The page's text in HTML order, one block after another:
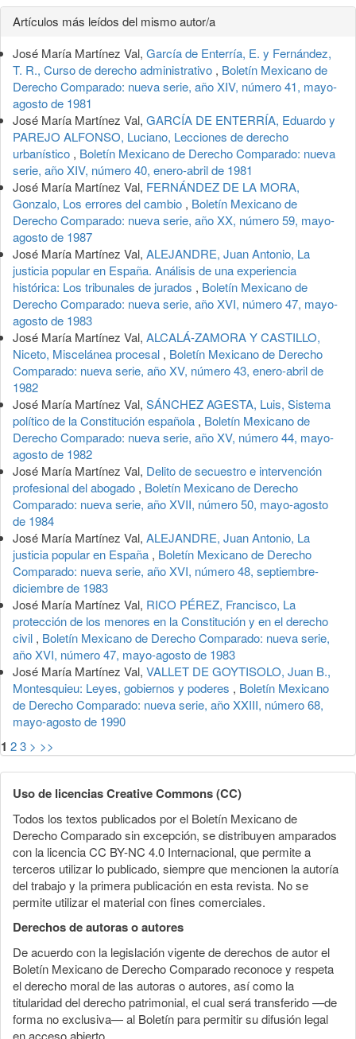
Detalles
del
artículo
Artículos más leídos del mismo autor/a
José María Martínez Val, García de Enterría, E. y Fernández,
T. R., Curso de derecho administrativo , Boletín Mexicano de
Derecho Comparado: nueva serie, año XIV, número 41, mayo-
agosto de 1981
José María Martínez Val, GARCÍA DE ENTERRÍA, Eduardo y
PAREJO ALFONSO, Luciano, Lecciones de derecho
urbanístico , Boletín Mexicano de Derecho Comparado: nueva
serie, año XIV, número 40, enero-abril de 1981
José María Martínez Val, FERNÁNDEZ DE LA MORA,
Gonzalo, Los errores del cambio , Boletín Mexicano de
Derecho Comparado: nueva serie, año XX, número 59, mayo-
agosto de 1987
José María Martínez Val, ALEJANDRE, Juan Antonio, La
justicia popular en España. Análisis de una experiencia
histórica: Los tribunales de jurados , Boletín Mexicano de
Derecho Comparado: nueva serie, año XVI, número 47, mayo-
agosto de 1983
José María Martínez Val, ALCALÁ-ZAMORA Y CASTILLO,
Niceto, Miscelánea procesal , Boletín Mexicano de Derecho
Comparado: nueva serie, año XV, número 43, enero-abril de
1982
José María Martínez Val, SÁNCHEZ AGESTA, Luis, Sistema
político de la Constitución española , Boletín Mexicano de
Derecho Comparado: nueva serie, año XV, número 44, mayo-
agosto de 1982
José María Martínez Val, Delito de secuestro e intervención
profesional del abogado , Boletín Mexicano de Derecho
Comparado: nueva serie, año XVII, número 50, mayo-agosto
de 1984
José María Martínez Val, ALEJANDRE, Juan Antonio, La
justicia popular en España , Boletín Mexicano de Derecho
Comparado: nueva serie, año XVI, número 48, septiembre-
diciembre de 1983
José María Martínez Val, RICO PÉREZ, Francisco, La
protección de los menores en la Constitución y en el derecho
civil , Boletín Mexicano de Derecho Comparado: nueva serie,
año XVI, número 47, mayo-agosto de 1983
José María Martínez Val, VALLET DE GOYTISOLO, Juan B.,
Montesquieu: Leyes, gobiernos y poderes , Boletín Mexicano
de Derecho Comparado: nueva serie, año XXIII, número 68,
mayo-agosto de 1990
1 23 > >>
Uso de licencias Creative Commons (CC)
Todos los textos publicados por el Boletín Mexicano de
Derecho Comparado sin excepción, se distribuyen amparados
con la licencia CC BY-NC 4.0 Internacional, que permite a
terceros utilizar lo publicado, siempre que mencionen la autoría
del trabajo y la primera publicación en esta revista. No se
permite utilizar el material con fines comerciales.
Derechos de autoras o autores
De acuerdo con la legislación vigente de derechos de autor el
Boletín Mexicano de Derecho Comparado reconoce y respeta
el derecho moral de las autoras o autores, así como la
titularidad del derecho patrimonial, el cual será transferido —de
forma no exclusiva— al Boletín para permitir su difusión legal
en acceso abierto.